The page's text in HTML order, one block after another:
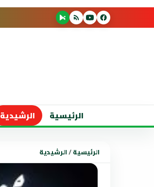
الرئيسية الرشيدية
الرئيسية/الرشيدية